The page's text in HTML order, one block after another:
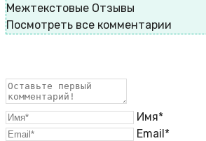
Межтекстовые Отзывы
Посмотреть все комментарии
Имя*
Email*